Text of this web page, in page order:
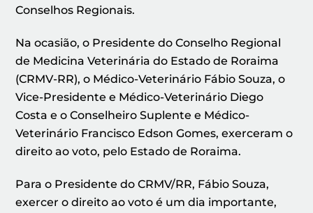
Conselhos Regionais.
Na ocasião, o Presidente do Conselho Regional
de Medicina Veterinária do Estado de Roraima
(CRMV-RR), o Médico-Veterinário Fábio Souza, o
Vice-Presidente e Médico-Veterinário Diego
Costa e o Conselheiro Suplente e Médico-
Veterinário Francisco Edson Gomes, exerceram o
direito ao voto, pelo Estado de Roraima.
Para o Presidente do CRMV/RR, Fábio Souza,
exercer o direito ao voto é um dia importante,